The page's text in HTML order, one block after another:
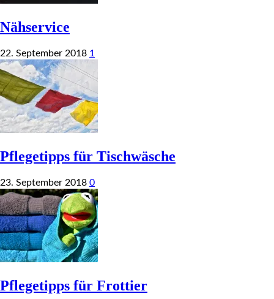
Nähservice
22. September 2018 1
Pflegetipps für Tischwäsche
23. September 2018 0
Pflegetipps für Frottier